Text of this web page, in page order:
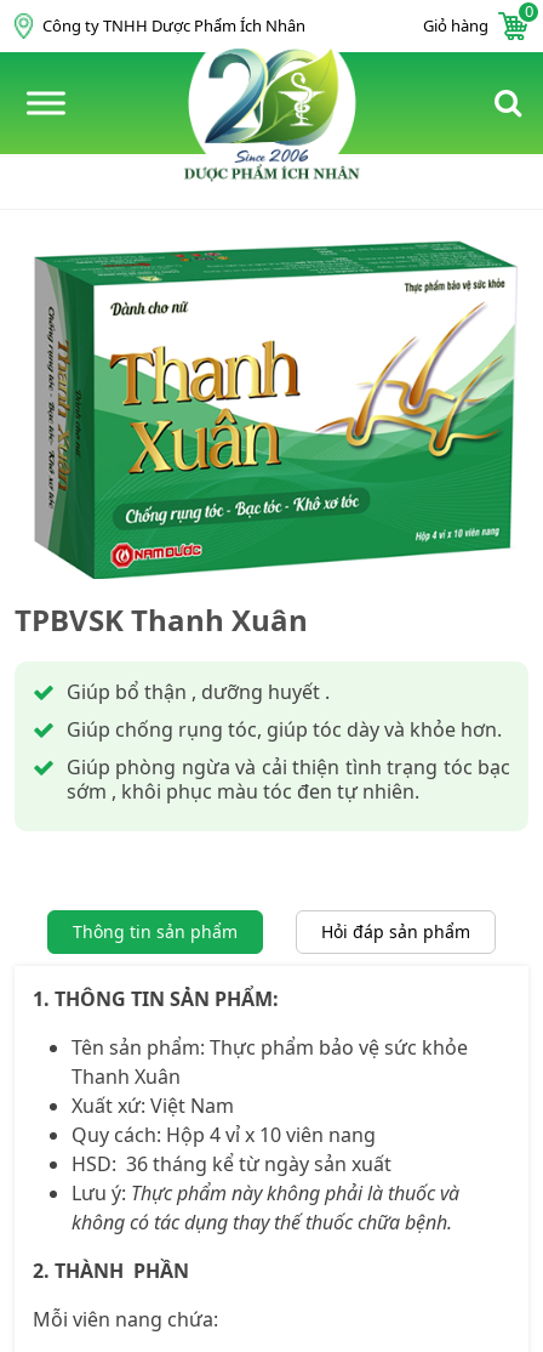
Skip to content
Công ty TNHH Dược Phẩm Ích Nhân Giỏ hàng
0
TPBVSK Thanh Xuân
Giúp bổ thận , dưỡng huyết .
Giúp chống rụng tóc, giúp tóc dày và khỏe hơn.
Giúp phòng ngừa và cải thiện tình trạng tóc bạc
sớm , khôi phục màu tóc đen tự nhiên.
Thông tin sản phẩm Hỏi đáp sản phẩm
1. THÔNG TIN SẢN PHẨM:
Tên sản phẩm: Thực phẩm bảo vệ sức khỏe
Thanh Xuân
Xuất xứ: Việt Nam
Quy cách: Hộp 4 vỉ x 10 viên nang
HSD: 36 tháng kể từ ngày sản xuất
Lưu ý: Thực phẩm này không phải là thuốc và
không có tác dụng thay thế thuốc chữa bệnh.
2. THÀNH PHẦN
Mỗi viên nang chứa: